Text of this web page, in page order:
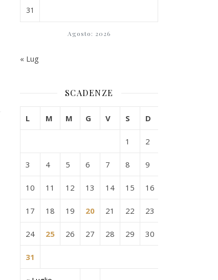
Agosto: 2026
31
« Lug
SCADENZE
L M M G V S D
1 2
3 4 5 6 7 8 9
10 11 12 13 14 15 16
17 18 19 20 21 22 23
24 25 26 27 28 29 30
31